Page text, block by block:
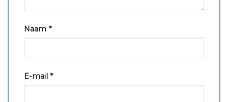
Naam *
E-mail *